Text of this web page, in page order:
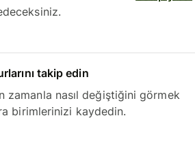
takip edin
zamanla nasıl değiştiğini görmek
birimlerinizi kaydedin.